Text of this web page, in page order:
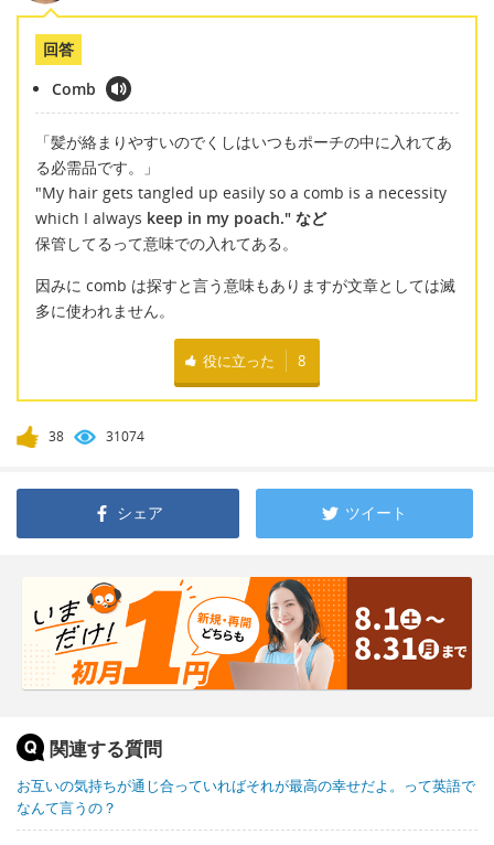
回答
Comb
「髪が絡まりやすいのでくしはいつもポーチの中に入れてあ
る必需品です。」
"My hair gets tangled up easily so a comb is a necessity
which I always keep in my poach." など
保管してるって意味での入れてある。
因みに comb は探すと言う意味もありますが文章としては滅
多に使われません。
役に立った 8
38 31074
シェア ツイート
関連する質問
お互いの気持ちが通じ合っていればそれが最高の幸せだよ。って英語で
なんて言うの？